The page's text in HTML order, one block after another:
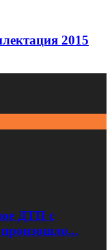
2015
ДТП с